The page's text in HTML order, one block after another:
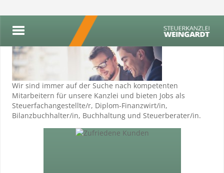
Wir sind immer auf der Suche nach kompetenten
Mitarbeitern für unsere Kanzlei und bieten Jobs als
Steuerfachangestellte/r, Diplom-Finanzwirt/in,
Bilanzbuchhalter/in, Buchhaltung und Steuerberater/in.